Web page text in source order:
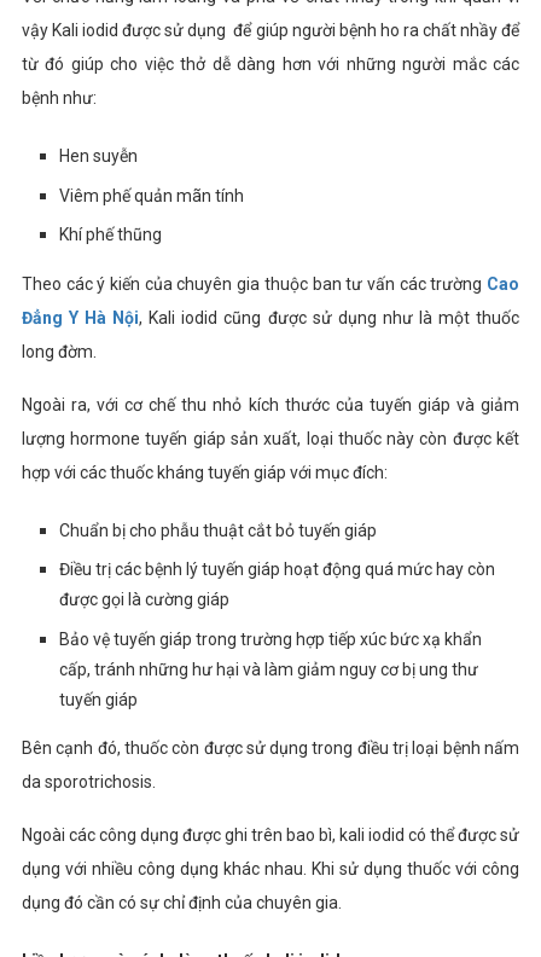
vậy Kali iodid được sử dụng để giúp người bệnh ho ra chất nhầy để
từ đó giúp cho việc thở dễ dàng hơn với những người mắc các
bệnh như:
Hen suyễn
Viêm phế quản mãn tính
Khí phế thũng
Theo các ý kiến của chuyên gia thuộc ban tư vấn các trường Cao
Đẳng Y Hà Nội, Kali iodid cũng được sử dụng như là một thuốc
long đờm.
Ngoài ra, với cơ chế thu nhỏ kích thước của tuyến giáp và giảm
lượng hormone tuyến giáp sản xuất, loại thuốc này còn được kết
hợp với các thuốc kháng tuyến giáp với mục đích:
Chuẩn bị cho phẫu thuật cắt bỏ tuyến giáp
Điều trị các bệnh lý tuyến giáp hoạt động quá mức hay còn
được gọi là cường giáp
Bảo vệ tuyến giáp trong trường hợp tiếp xúc bức xạ khẩn
cấp, tránh những hư hại và làm giảm nguy cơ bị ung thư
tuyến giáp
Bên cạnh đó, thuốc còn được sử dụng trong điều trị loại bệnh nấm
da sporotrichosis.
Ngoài các công dụng được ghi trên bao bì, kali iodid có thể được sử
dụng với nhiều công dụng khác nhau. Khi sử dụng thuốc với công
dụng đó cần có sự chỉ định của chuyên gia.